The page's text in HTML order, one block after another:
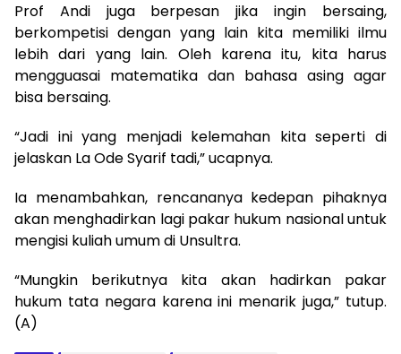
Prof Andi juga berpesan jika ingin bersaing,
berkompetisi dengan yang lain kita memiliki ilmu
lebih dari yang lain. Oleh karena itu, kita harus
mengguasai matematika dan bahasa asing agar
bisa bersaing.
“Jadi ini yang menjadi kelemahan kita seperti di
jelaskan La Ode Syarif tadi,” ucapnya.
Ia menambahkan, rencananya kedepan pihaknya
akan menghadirkan lagi pakar hukum nasional untuk
mengisi kuliah umum di Unsultra.
“Mungkin berikutnya kita akan hadirkan pakar
hukum tata negara karena ini menarik juga,” tutup.
(A)